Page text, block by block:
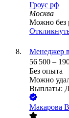
Гроус рф
Москва
Можно без
Менеджер
56 500 –
Без опыта
Можно
Выплаты:
Макарова